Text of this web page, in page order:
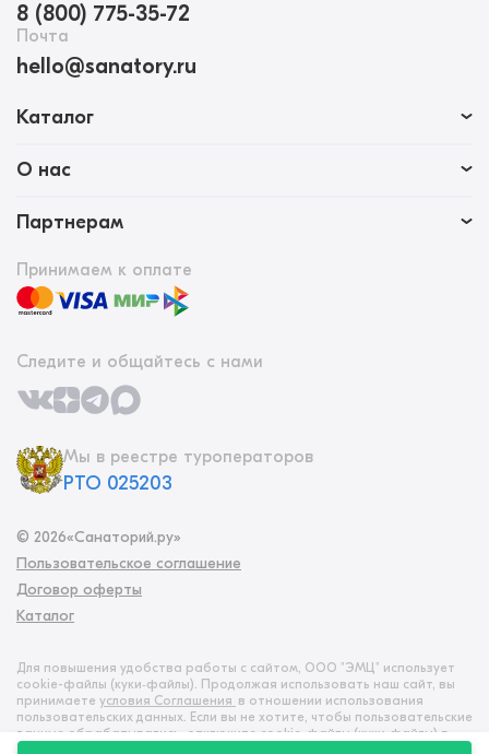
8 (800) 775-35-72
Почта
hello@sanatory.ru
Каталог
О нас
Партнерам
Принимаем к оплате
Следите и общайтесь с нами
Мы в реестре туроператоров
РТО 025203
© 2026«Санаторий.ру»
Пользовательское соглашение
Договор оферты
Каталог
Для повышения удобства работы с сайтом, ООО "ЭМЦ" использует
cookie-файлы (куки‑файлы). Продолжая использовать наш сайт, вы
принимаете условия Соглашения в отношении использования
пользовательских данных. Если вы не хотите, чтобы пользовательские
данные обрабатывались, отключите cookie-файлы (куки‑файлы) в